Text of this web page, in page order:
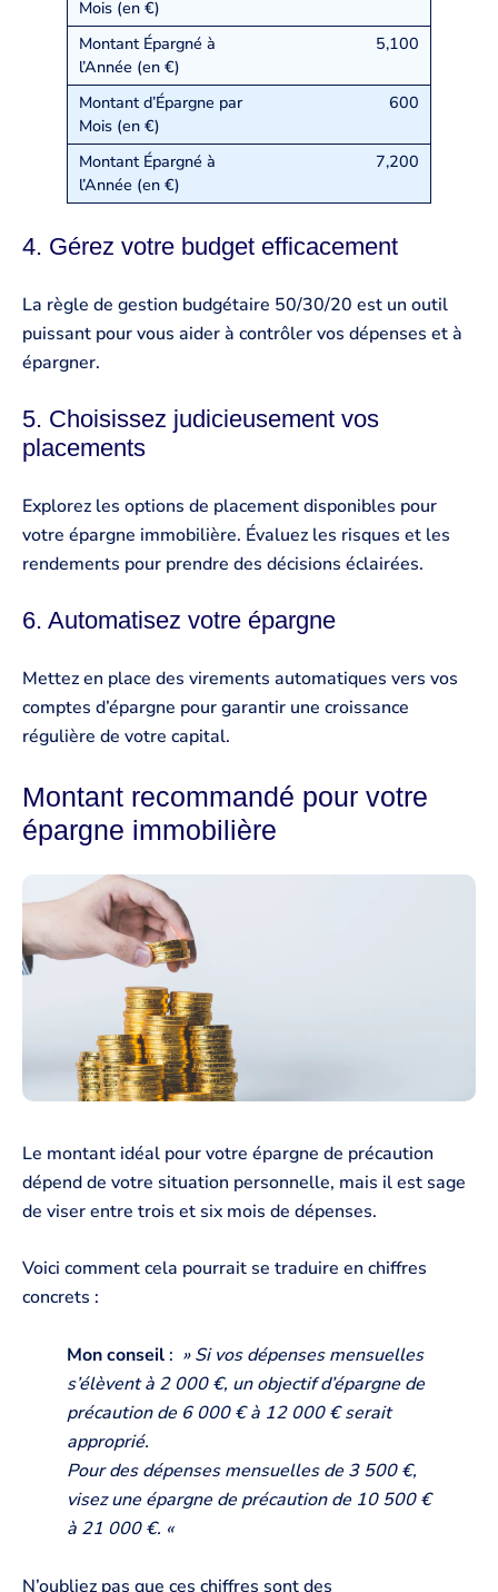
5,100
600
7,200
4. Gérez votre budget efficacement
La règle de gestion budgétaire 50/30/20 est un outil
puissant pour vous aider à contrôler vos dépenses et à
épargner.
5. Choisissez judicieusement vos
placements
Explorez les options de placement disponibles pour
votre épargne immobilière. Évaluez les risques et les
rendements pour prendre des décisions éclairées.
6. Automatisez votre épargne
Mettez en place des virements automatiques vers vos
comptes d’épargne pour garantir une croissance
régulière de votre capital.
Montant recommandé pour votre
épargne immobilière
Le montant idéal pour votre épargne de précaution
dépend de votre situation personnelle, mais il est sage
de viser entre trois et six mois de dépenses.
Voici comment cela pourrait se traduire en chiffres
concrets :
Mon conseil : » Si vos dépenses mensuelles
s’élèvent à 2 000 €, un objectif d’épargne de
précaution de 6 000 € à 12 000 € serait
approprié.
Pour des dépenses mensuelles de 3 500 €,
visez une épargne de précaution de 10 500 €
à 21 000 €. «
N’oubliez pas que ces chiffres sont des